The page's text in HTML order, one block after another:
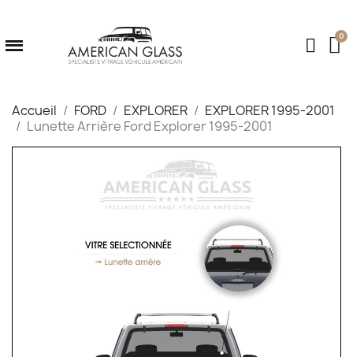
Accueil FORD EXPLORER
EXPLORER 1995-2001
Lunette Arrière Ford Explorer 1995-2001